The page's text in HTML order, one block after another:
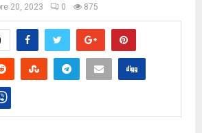
20, 2023 0 875